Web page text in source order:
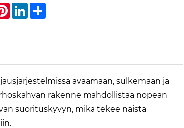
Pinterest
LinkedIn
Share
avaamaan, sulkemaan ja
rakenne mahdollistaa nopean
suorituskyvyn, mikä tekee näistä